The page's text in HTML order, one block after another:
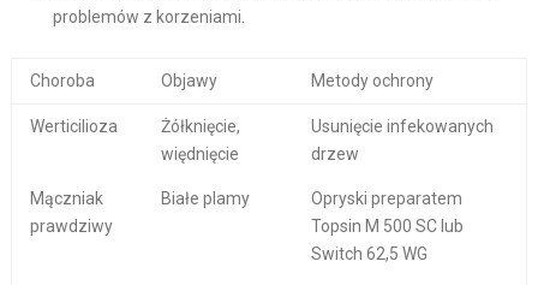
problemów z korzeniami.
Choroba Objawy Metody ochrony
Werticilioza
Żółknięcie,
więdnięcie
Usunięcie infekowanych
drzew
Mączniak
prawdziwy
Białe plamy
Opryski preparatem
Topsin M 500 SC lub
Switch 62,5 WG